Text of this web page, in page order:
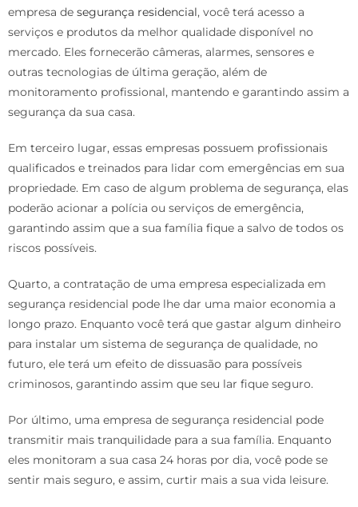
empresa de segurança residencial, você terá acesso a
serviços e produtos da melhor qualidade disponível no
mercado. Eles fornecerão câmeras, alarmes, sensores e
outras tecnologias de última geração, além de
monitoramento profissional, mantendo e garantindo assim a
segurança da sua casa.
Em terceiro lugar, essas empresas possuem profissionais
qualificados e treinados para lidar com emergências em sua
propriedade. Em caso de algum problema de segurança, elas
poderão acionar a polícia ou serviços de emergência,
garantindo assim que a sua família fique a salvo de todos os
riscos possíveis.
Quarto, a contratação de uma empresa especializada em
segurança residencial pode lhe dar uma maior economia a
longo prazo. Enquanto você terá que gastar algum dinheiro
para instalar um sistema de segurança de qualidade, no
futuro, ele terá um efeito de dissuasão para possíveis
criminosos, garantindo assim que seu lar fique seguro.
Por último, uma empresa de segurança residencial pode
transmitir mais tranquilidade para a sua família. Enquanto
eles monitoram a sua casa 24 horas por dia, você pode se
sentir mais seguro, e assim, curtir mais a sua vida leisure.